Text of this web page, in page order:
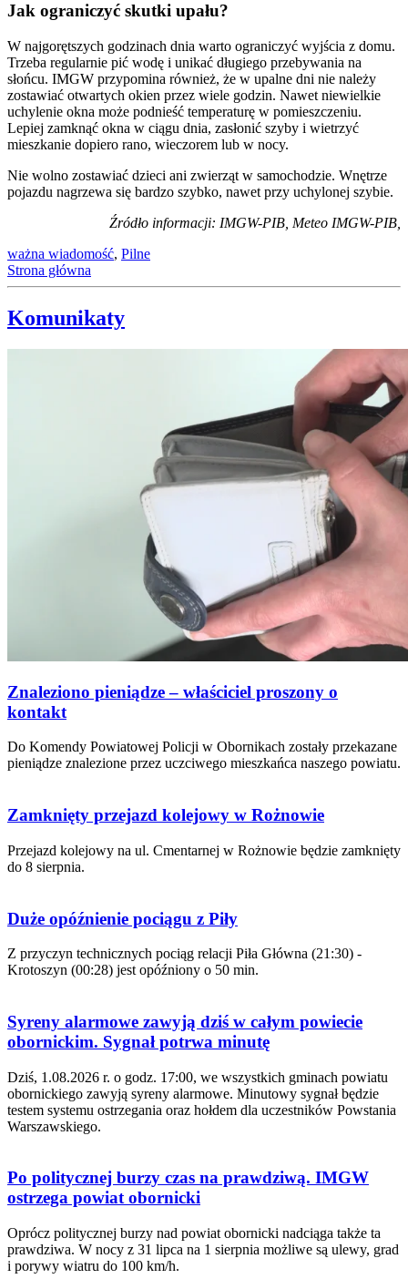
Jak ograniczyć skutki upału?
W najgorętszych godzinach dnia warto ograniczyć wyjścia z domu.
Trzeba regularnie pić wodę i unikać długiego przebywania na
słońcu. IMGW przypomina również, że w upalne dni nie należy
zostawiać otwartych okien przez wiele godzin. Nawet niewielkie
uchylenie okna może podnieść temperaturę w pomieszczeniu.
Lepiej zamknąć okna w ciągu dnia, zasłonić szyby i wietrzyć
mieszkanie dopiero rano, wieczorem lub w nocy.
Nie wolno zostawiać dzieci ani zwierząt w samochodzie. Wnętrze
pojazdu nagrzewa się bardzo szybko, nawet przy uchylonej szybie.
Źródło informacji: IMGW-PIB, Meteo IMGW-PIB,
ważna wiadomość, Pilne
Strona główna
Komunikaty
Znaleziono pieniądze – właściciel proszony o
kontakt
Do Komendy Powiatowej Policji w Obornikach zostały przekazane
pieniądze znalezione przez uczciwego mieszkańca naszego powiatu.
Zamknięty przejazd kolejowy w Rożnowie
Przejazd kolejowy na ul. Cmentarnej w Rożnowie będzie zamknięty
do 8 sierpnia.
Duże opóźnienie pociągu z Piły
Z przyczyn technicznych pociąg relacji Piła Główna (21:30) -
Krotoszyn (00:28) jest opóźniony o 50 min.
Syreny alarmowe zawyją dziś w całym powiecie
obornickim. Sygnał potrwa minutę
Dziś, 1.08.2026 r. o godz. 17:00, we wszystkich gminach powiatu
obornickiego zawyją syreny alarmowe. Minutowy sygnał będzie
testem systemu ostrzegania oraz hołdem dla uczestników Powstania
Warszawskiego.
Po politycznej burzy czas na prawdziwą. IMGW
ostrzega powiat obornicki
Oprócz politycznej burzy nad powiat obornicki nadciąga także ta
prawdziwa. W nocy z 31 lipca na 1 sierpnia możliwe są ulewy, grad
i porywy wiatru do 100 km/h.